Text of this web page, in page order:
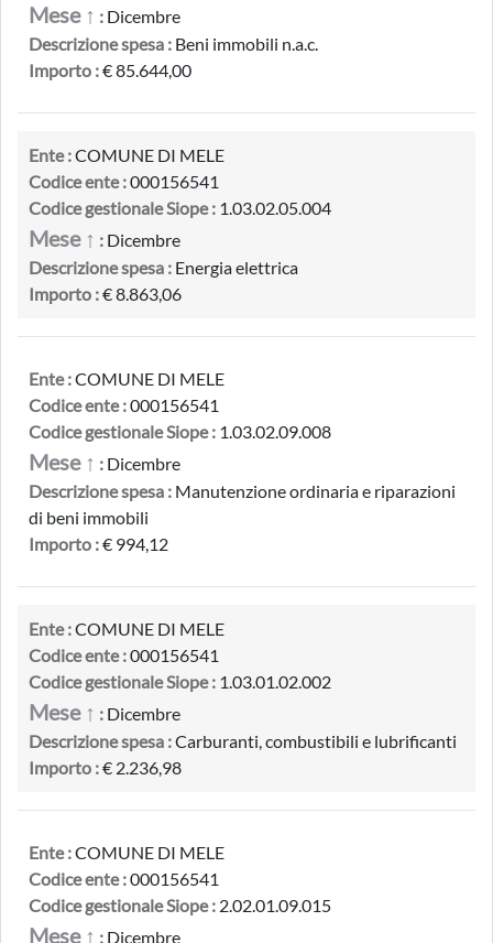
Mese ↑ : Dicembre
Descrizione spesa : Beni immobili n.a.c.
Importo :€ 85.644,00
Ente :COMUNE DI MELE
Codice ente :000156541
Codice gestionale Siope : 1.03.02.05.004
Mese ↑ : Dicembre
Descrizione spesa : Energia elettrica
Importo :€ 8.863,06
Ente :COMUNE DI MELE
Codice ente :000156541
Codice gestionale Siope : 1.03.02.09.008
Mese ↑ : Dicembre
Descrizione spesa : Manutenzione ordinaria e riparazioni
di beni immobili
Importo :€ 994,12
Ente :COMUNE DI MELE
Codice ente :000156541
Codice gestionale Siope : 1.03.01.02.002
Mese ↑ : Dicembre
Descrizione spesa :Carburanti, combustibili e lubrificanti
Importo :€ 2.236,98
Ente :COMUNE DI MELE
Codice ente :000156541
Codice gestionale Siope : 2.02.01.09.015
Mese ↑ : Dicembre